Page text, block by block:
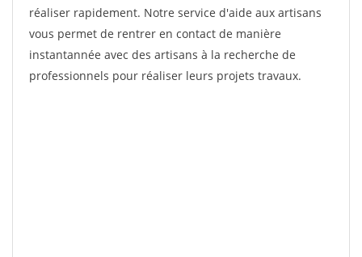
réaliser rapidement. Notre service d'aide aux artisans
vous permet de rentrer en contact de manière
instantannée avec des artisans à la recherche de
professionnels pour réaliser leurs projets travaux.